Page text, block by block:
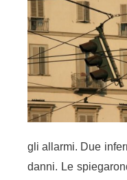
gli allarmi. Due
danni. Le